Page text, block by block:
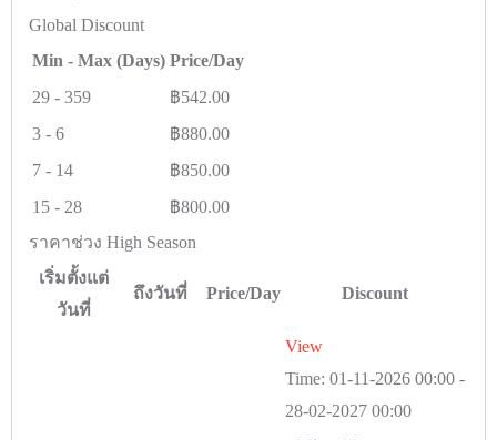
Global Discount
Min - Max (Days) Price/Day
29 - 359 ฿542.00
3 - 6 ฿880.00
7 - 14 ฿850.00
15 - 28 ฿800.00
ราคาช่วง High Season
เริ่มตั้งแต่
วันที่
ถึงวันที่ Price/Day Discount
View
Time: 01-11-2026 00:00 -
28-02-2027 00:00